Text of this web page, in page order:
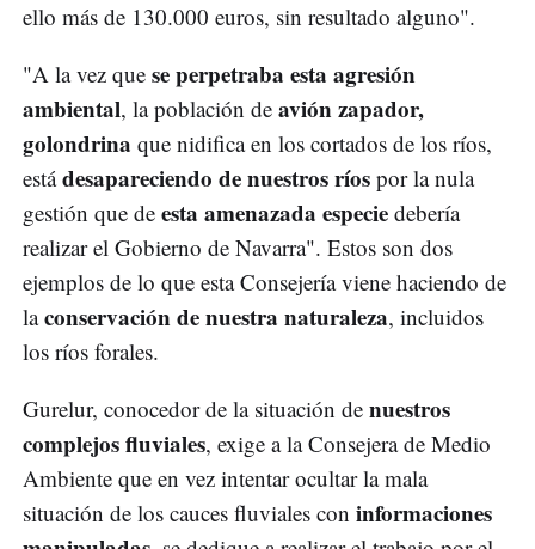
ello más de 130.000 euros, sin resultado alguno".
"A la vez que se perpetraba esta agresión
ambiental, la población de avión zapador,
golondrina que nidifica en los cortados de los ríos,
estádesapareciendo de nuestros ríos por la nula
gestión que de esta amenazada especie debería
realizar el Gobierno de Navarra". Estos son dos
ejemplos de lo que esta Consejería viene haciendo de
laconservación de nuestra naturaleza, incluidos
los ríos forales.
Gurelur, conocedor de la situación de nuestros
complejos fluviales, exige a la Consejera de Medio
Ambiente que en vez intentar ocultar la mala
situación de los cauces fluviales con informaciones